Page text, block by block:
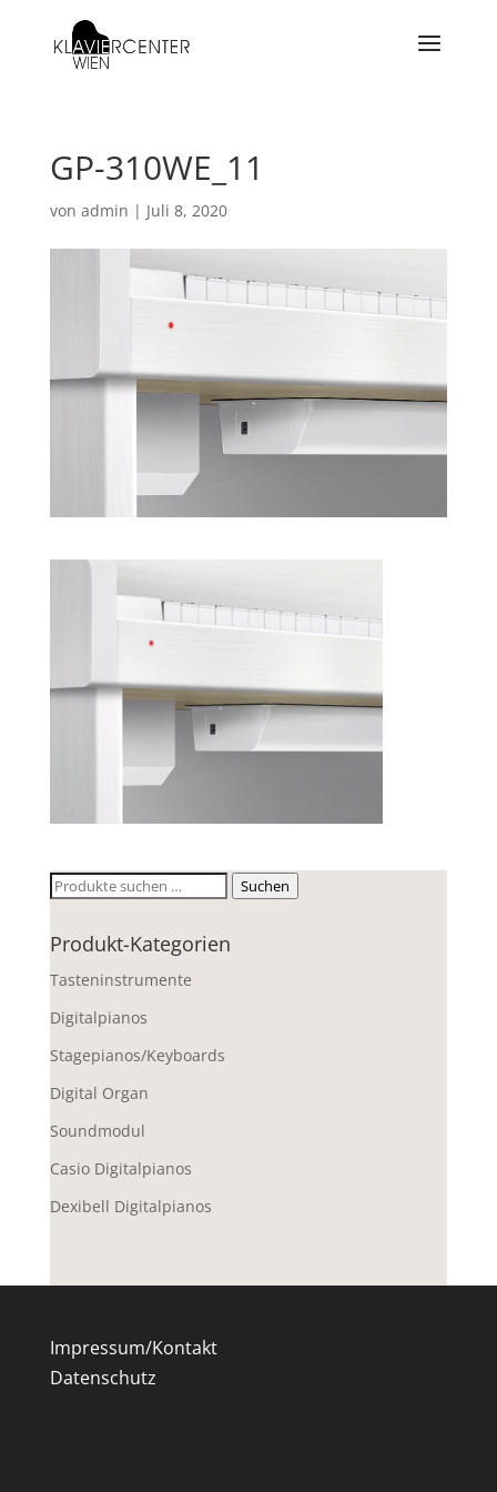
GP-310WE_11
von admin | Juli 8, 2020
Suchen
Suchen
Produkt-Kategorien
Tasteninstrumente
Digitalpianos
Stagepianos/Keyboards
Digital Organ
Soundmodul
Casio Digitalpianos
Dexibell Digitalpianos
Impressum/Kontakt
Datenschutz